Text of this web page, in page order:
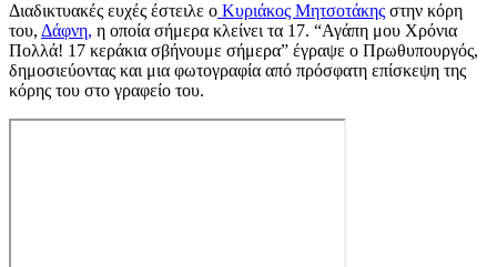
Διαδικτυακές ευχές έστειλε ο Κυριάκος Μητσοτάκης στην κόρη
του, Δάφνη, η οποία σήμερα κλείνει τα 17. “Αγάπη μου Χρόνια
Πολλά! 17 κεράκια σβήνουμε σήμερα” έγραψε ο Πρωθυπουργός,
δημοσιεύοντας και μια φωτογραφία από πρόσφατη επίσκεψη της
κόρης του στο γραφείο του.